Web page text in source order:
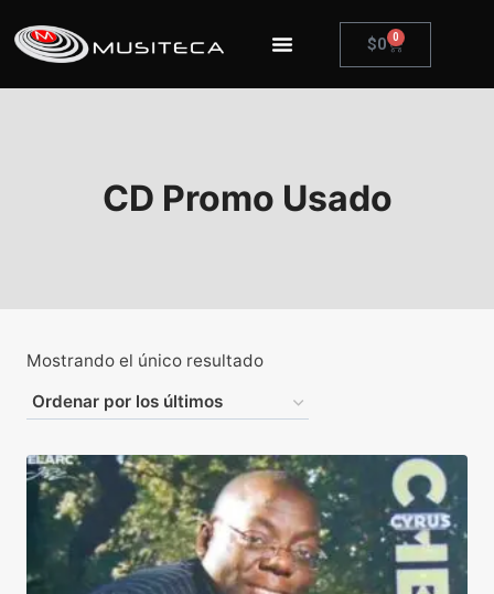
$0 0
CD Promo Usado
Mostrando el único resultado